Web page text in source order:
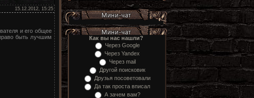
15.12.2012, 15:25
и его общее
быть лучшим
Как вы нас нашли?
Через Google
Через Yandex
Через mail
Другой поисковик
Друзья посоветовали
Да так проста вписал
А зачем вам?